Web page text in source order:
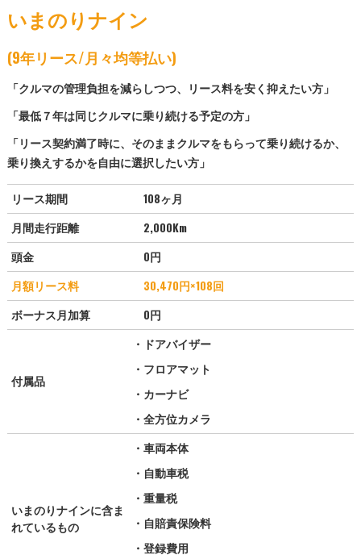
いまのりナイン
(9年リース/月々均等払い)
「クルマの管理負担を減らしつつ、リース料を安く抑えたい方」
「最低７年は同じクルマに乗り続ける予定の方」
「リース契約満了時に、そのままクルマをもらって乗り続けるか、
乗り換えするかを自由に選択したい方」
リース期間
108ヶ月
月間走行距離
2,000Km
頭金
0円
月額リース料
30,470円×108回
ボーナス月加算
0円
付属品
・ドアバイザー
・フロアマット
・カーナビ
・全方位カメラ
いまのりナインに含ま
れているもの
・車両本体
・自動車税
・重量税
・自賠責保険料
・登録費用